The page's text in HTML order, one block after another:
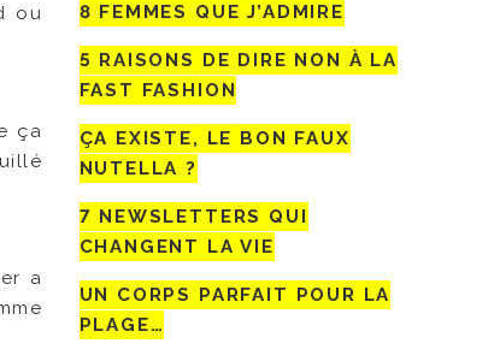
ou
ça
a
8 FEMMES QUE J’ADMIRE
5 RAISONS DE DIRE NON À LA
FAST FASHION
ÇA EXISTE, LE BON FAUX
NUTELLA ?
7 NEWSLETTERS QUI
CHANGENT LA VIE
UN CORPS PARFAIT POUR LA
PLAGE…